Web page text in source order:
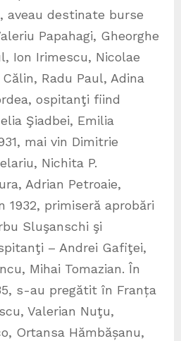
aveau destinate burse
Papahagi, Gheorghe
Ion Irimescu, Nicolae
Radu Paul, Adina
ospitanţi fiind
Şiadbei, Emilia
mai vin Dimitrie
Nichita P.
Adrian Petroaie,
1932, primiseră aprobări
Sluşanschi şi
– Andrei Gafiţei,
Mihai Tomazian. În
s-au pregătit în Franța
Valerian Nuţu,
Ortansa Hămbășanu,